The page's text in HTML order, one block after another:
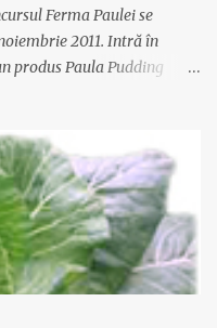
Ferma Paulei se
2011. Intră în
produs Paula Pudding
truse de grădinărit,
premiul cel mare o
multe coduri, mai multe
pe